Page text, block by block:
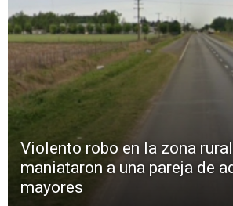
Violento robo en la zona
maniataron a una pareja de
mayores